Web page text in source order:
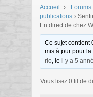
Accueil › Forums
publications ›
En direct de chez
Ce sujet contient
mis à jour pour
rlo, leil y a 5
Vous lisez 0 fil de